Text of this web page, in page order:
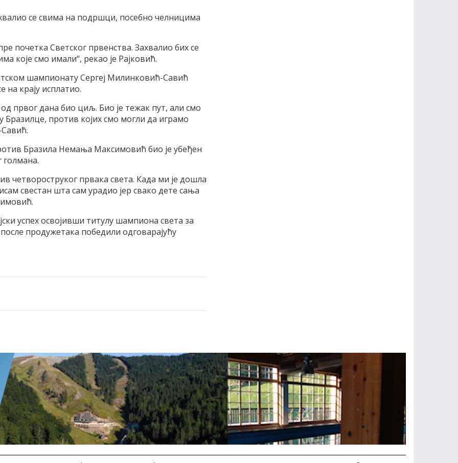
се свима на подршци, посебно челницима
почетка Светског првенства. Захвалио бих се
које смо имали“, рекао је Рајковић.
шампионату Сергеј Милинковић-Савић
на крају исплатио.
првог дана био циљ. Био је тежак пут, али смо
против којих смо могли да играмо
Бразила Немања Максимовић био је убеђен
голмана.
четвороструког првака света. Када ми је дошла
свестан шта сам урадио јер свако дете сања
успех освојивши титулу шампиона света за
продужетака победили одговарајућу